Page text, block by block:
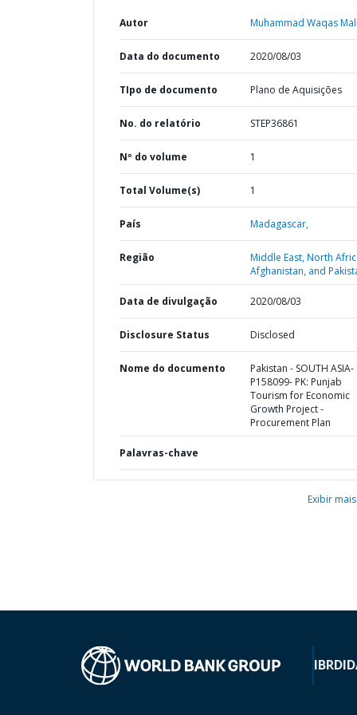
Autor Muhammad Waqas
Data do documento 2020/08/03
TIpo de documento Plano de Aquisições
No. do relatório STEP36861
Nº do volume 1
Total Volume(s) 1
País Madagascar,
Região
Middle East, North
Afghanistan, and
Data de divulgação 2020/08/03
Disclosure Status Disclosed
Nome do documento
Pakistan - SOUTH ASIA-
P158099- PK: Punjab
Tourism for Economic
Growth Project -
Procurement Plan
Palavras-chave
Exibir mais
IBRD